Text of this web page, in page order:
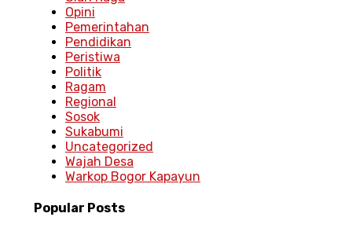
Opini
Pemerintahan
Pendidikan
Peristiwa
Politik
Ragam
Regional
Sosok
Sukabumi
Uncategorized
Wajah Desa
Warkop Bogor Kapayun
Popular Posts